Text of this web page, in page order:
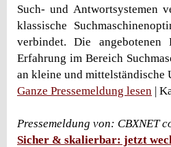
Such- und Antwortsystemen
klassische
verbindet. Die
Erfahrung im Bereich
an kleine und mittelständische
Ganze Pressemeldung lesen |
Pressemeldung von: CBXNET
Sicher & skalierbar: jetzt